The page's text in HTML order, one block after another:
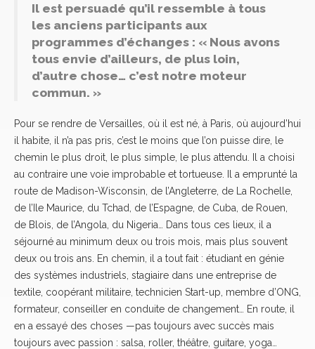
Il est persuadé qu’il ressemble à tous
les anciens participants aux
programmes d’échanges : « Nous avons
tous envie d’ailleurs, de plus loin,
d’autre chose… c’est notre moteur
commun. »
Pour se rendre de Versailles, où il est né, à Paris, où aujourd’hui
il habite, il n’a pas pris, c’est le moins que l’on puisse dire, le
chemin le plus droit, le plus simple, le plus attendu. Il a choisi
au contraire une voie improbable et tortueuse. Il a emprunté la
route de Madison-Wisconsin, de l’Angleterre, de La Rochelle,
de l’Ile Maurice, du Tchad, de l’Espagne, de Cuba, de Rouen,
de Blois, de l’Angola, du Nigeria… Dans tous ces lieux, il a
séjourné au minimum deux ou trois mois, mais plus souvent
deux ou trois ans. En chemin, il a tout fait : étudiant en génie
des systèmes industriels, stagiaire dans une entreprise de
textile, coopérant militaire, technicien Start-up, membre d’ONG,
formateur, conseiller en conduite de changement… En route, il
en a essayé des choses —pas toujours avec succès mais
toujours avec passion : salsa, roller, théâtre, guitare, yoga…